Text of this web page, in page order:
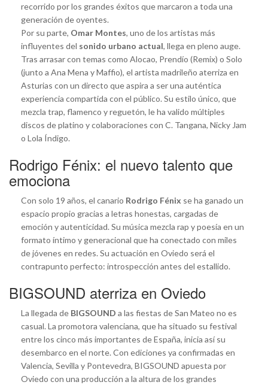
recorrido por los grandes éxitos que marcaron a toda una
generación de oyentes.
Por su parte, Omar Montes, uno de los artistas más
influyentes del sonido urbano actual, llega en pleno auge.
Tras arrasar con temas como Alocao, Prendío (Remix) o Solo
(junto a Ana Mena y Maffio), el artista madrileño aterriza en
Asturias con un directo que aspira a ser una auténtica
experiencia compartida con el público. Su estilo único, que
mezcla trap, flamenco y reguetón, le ha valido múltiples
discos de platino y colaboraciones con C. Tangana, Nicky Jam
o Lola Índigo.
Rodrigo Fénix: el nuevo talento que
emociona
Con solo 19 años, el canario Rodrigo Fénix se ha ganado un
espacio propio gracias a letras honestas, cargadas de
emoción y autenticidad. Su música mezcla rap y poesía en un
formato íntimo y generacional que ha conectado con miles
de jóvenes en redes. Su actuación en Oviedo será el
contrapunto perfecto: introspección antes del estallido.
BIGSOUND aterriza en Oviedo
La llegada de BIGSOUND a las fiestas de San Mateo no es
casual. La promotora valenciana, que ha situado su festival
entre los cinco más importantes de España, inicia así su
desembarco en el norte. Con ediciones ya confirmadas en
Valencia, Sevilla y Pontevedra, BIGSOUND apuesta por
Oviedo con una producción a la altura de los grandes